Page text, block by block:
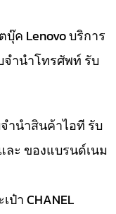
ค Lenovo บริการ
ำนำโทรศัพท์ รับ
จำนำสินค้าไอที รับ
ะ ของแบรนด์เนม
า CHANEL